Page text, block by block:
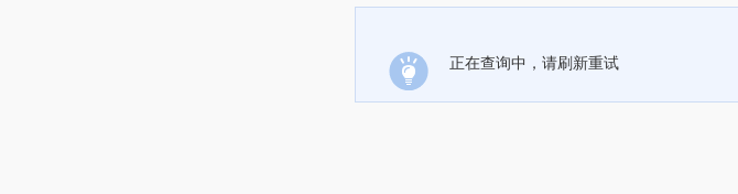
正在查询中，请刷新重试